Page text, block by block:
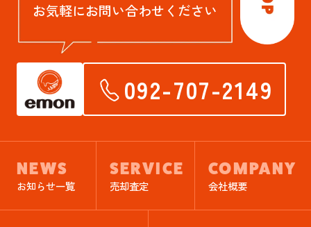
お気軽にお問い合わせください
092-707-2149
NEWS
お知らせ一覧
SERVICE
売却査定
COMPANY
会社概要